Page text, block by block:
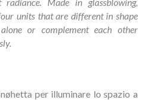
units that are different in shape
or complement each other
per illuminare lo spazio a